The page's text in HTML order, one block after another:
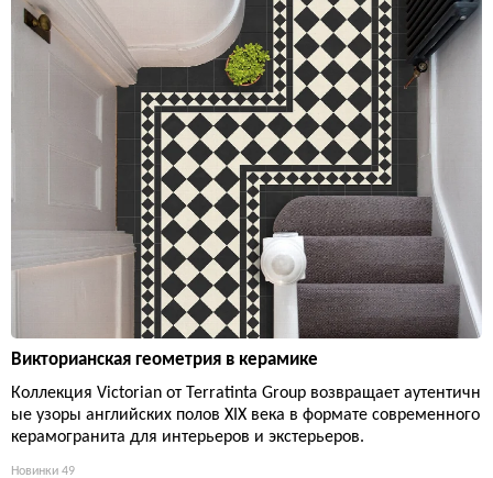
Викторианская геометрия в керамике
Коллекция Victorian от Terratinta Group возвращает аутентичн
ые узоры английских полов XIX века в формате современного
керамогранита для интерьеров и экстерьеров.
Новинки 49